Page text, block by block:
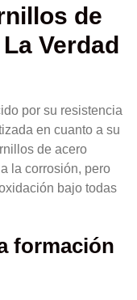
de
Verdad
por su resistencia
en cuanto a su
de acero
la corrosión, pero
bajo todas
formación